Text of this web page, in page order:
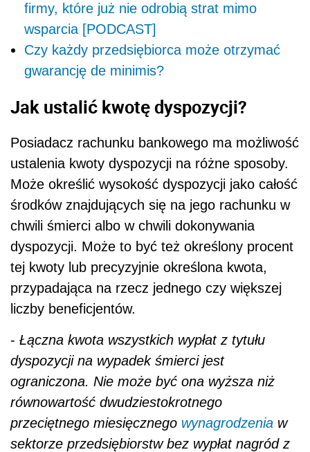
firmy, które już nie odrobią strat mimo
wsparcia [PODCAST]
Czy każdy przedsiębiorca może otrzymać
gwarancję de minimis?
Jak ustalić kwotę dyspozycji?
Posiadacz rachunku bankowego ma możliwość
ustalenia kwoty dyspozycji na różne sposoby.
Może określić wysokość dyspozycji jako całość
środków znajdujących się na jego rachunku w
chwili śmierci albo w chwili dokonywania
dyspozycji. Może to być też określony procent
tej kwoty lub precyzyjnie określona kwota,
przypadająca na rzecz jednego czy większej
liczby beneficjentów.
- Łączna kwota wszystkich wypłat z tytułu
dyspozycji na wypadek śmierci jest
ograniczona. Nie może być ona wyższa niż
równowartość dwudziestokrotnego
przeciętnego miesięcznego wynagrodzenia w
sektorze przedsiębiorstw bez wypłat nagród z